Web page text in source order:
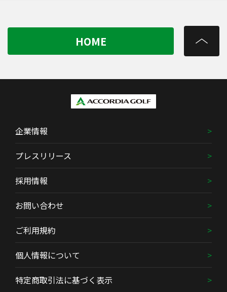
HOME
企業情報
プレスリリース
採用情報
お問い合わせ
ご利用規約
個人情報について
特定商取引法に基づく表示